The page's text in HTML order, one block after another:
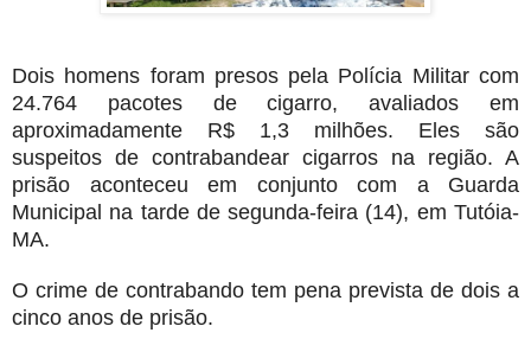
Dois homens foram presos pela Polícia Militar com
24.764 pacotes de cigarro, avaliados em
aproximadamente R$ 1,3 milhões. Eles são
suspeitos de contrabandear cigarros na região. A
prisão aconteceu em conjunto com a Guarda
Municipal na tarde de segunda-feira (14), em Tutóia-
MA.
O crime de contrabando tem pena prevista de dois a
cinco anos de prisão.